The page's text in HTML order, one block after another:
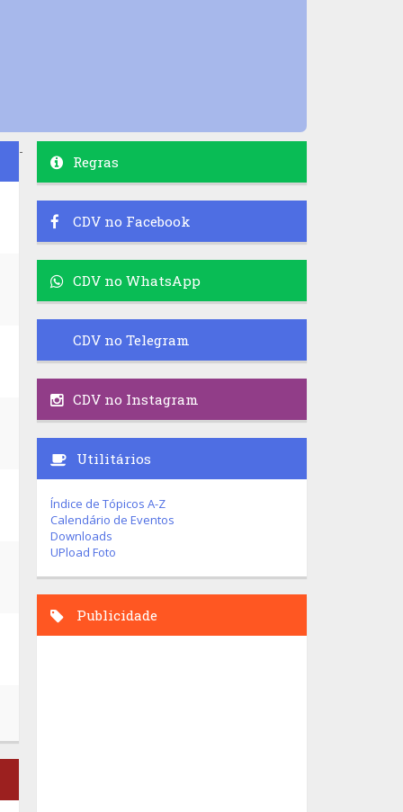
-
Regras
CDV no Facebook
CDV no WhatsApp
CDV no Telegram
CDV no Instagram
Utilitários
Índice de Tópicos A-Z
Calendário de Eventos
Downloads
UPload Foto
Publicidade